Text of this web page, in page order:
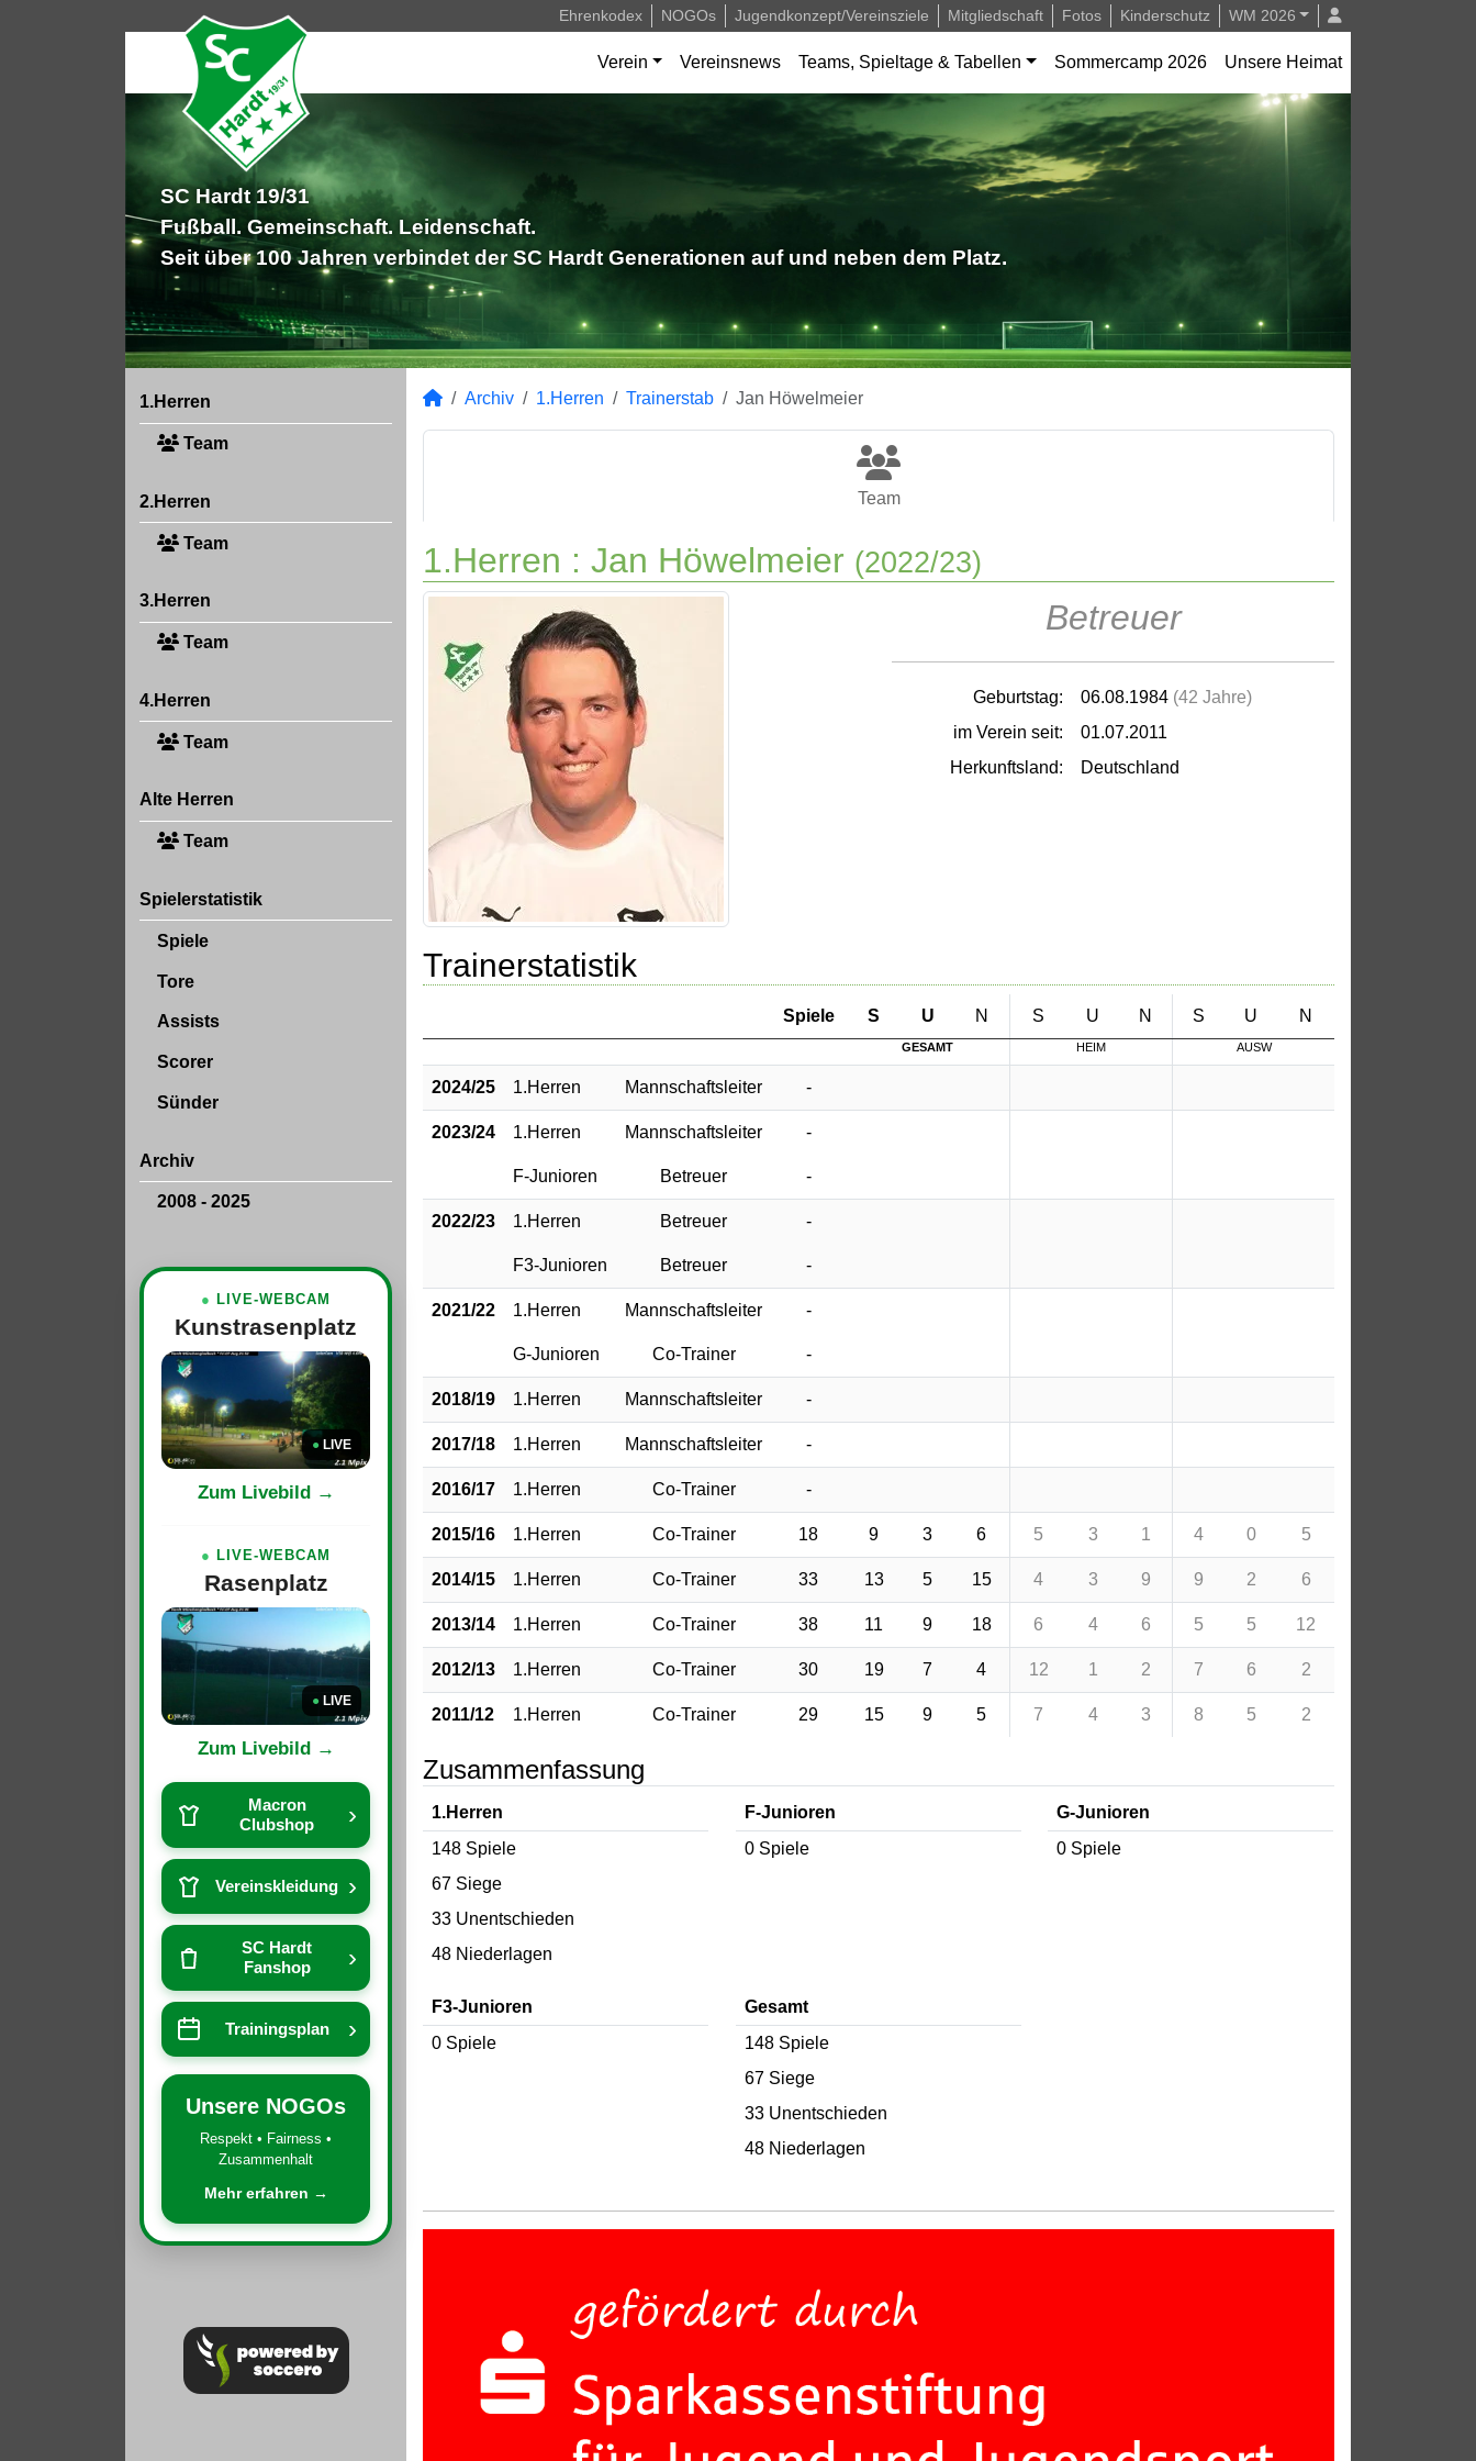
Ehrenkodex NOGOs Jugendkonzept/Vereinsziele Mitgliedschaft Fotos Kinderschutz WM 2026
Verein Vereinsnews Teams, Spieltage & Tabellen Sommercamp 2026 Unsere Heimat
SC Hardt 19/31
Fußball. Gemeinschaft. Leidenschaft.
Seit über 100 Jahren verbindet der SC Hardt Generationen auf und neben dem Platz.
1.Herren
Team
2.Herren
Team
3.Herren
Team
4.Herren
Team
Alte Herren
Team
Spielerstatistik
Spiele
Tore
Assists
Scorer
Sünder
Archiv
2008 - 2025
● LIVE-WEBCAM
Kunstrasenplatz
● LIVE
Zum Livebild →
● LIVE-WEBCAM
Rasenplatz
● LIVE
Zum Livebild →
Macron
Clubshop
›
Vereinskleidung ›
SC Hardt
Fanshop
›
Trainingsplan ›
Unsere NOGOs
Respekt • Fairness •
Zusammenhalt
Mehr erfahren →
Archiv 1.Herren Trainerstab Jan Höwelmeier
Team
1.Herren : Jan Höwelmeier (2022/23)
Betreuer
Geburtstag: 06.08.1984 (42 Jahre)
im Verein seit:
01.07.2011
Herkunftsland:
Deutschland
Trainerstatistik
Spiele S U N S U N S U N
GESAMT HEIM AUSW
2024/25 1.Herren Mannschaftsleiter -
2023/24 1.Herren Mannschaftsleiter -
F-Junioren Betreuer -
2022/23 1.Herren Betreuer -
F3-Junioren Betreuer -
2021/22 1.Herren Mannschaftsleiter -
G-Junioren Co-Trainer -
2018/19 1.Herren Mannschaftsleiter -
2017/18 1.Herren Mannschaftsleiter -
2016/17 1.Herren Co-Trainer -
2015/16 1.Herren Co-Trainer 18 9 3 6 5 3 1 4 0 5
2014/15 1.Herren Co-Trainer 33 13 5 15 4 3 9 9 2 6
2013/14 1.Herren Co-Trainer 38 11 9 18 6 4 6 5 5 12
2012/13 1.Herren Co-Trainer 30 19 7 4 12 1 2 7 6 2
2011/12 1.Herren Co-Trainer 29 15 9 5 7 4 3 8 5 2
Zusammenfassung
1.Herren
148 Spiele
67 Siege
33 Unentschieden
48 Niederlagen
F-Junioren
0 Spiele
G-Junioren
0 Spiele
F3-Junioren
0 Spiele
Gesamt
148 Spiele
67 Siege
33 Unentschieden
48 Niederlagen